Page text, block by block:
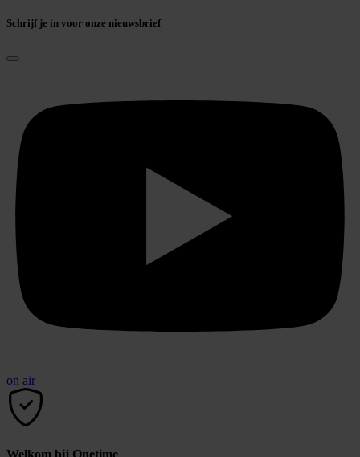
Schrijf je in voor onze nieuwsbrief
on air
Welkom bij Onetime